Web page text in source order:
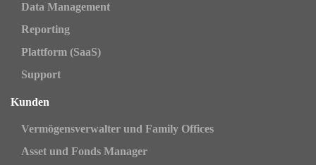
Data Management
Reporting
Plattform (SaaS)
Support
Kunden
Vermögensverwalter und Family Offices
Asset und Fonds Manager